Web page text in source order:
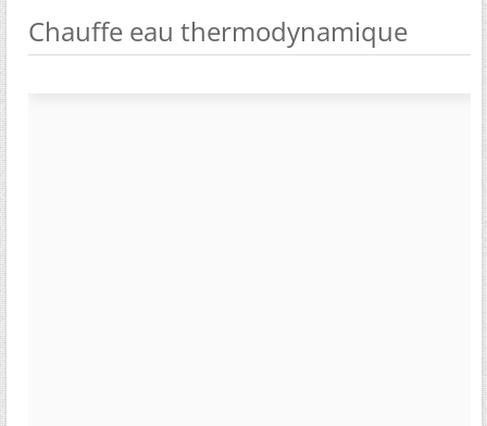
Chauffe eau thermodynamique